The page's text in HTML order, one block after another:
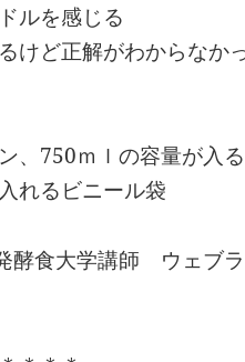
ルを感じる
けど正解がわからなか
、750ｍｌの容量が入
れるビニール袋
食大学講師 ウェブ